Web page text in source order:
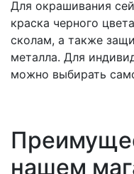
Для окрашивания
краска черного
сколам, а также
металла. Для
можно выбирать
нашем